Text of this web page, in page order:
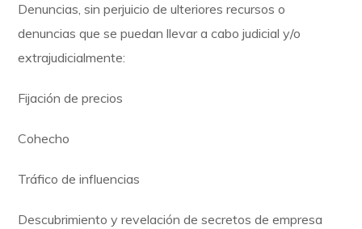
Denuncias, sin perjuicio de ulteriores recursos o
denuncias que se puedan llevar a cabo judicial y/o
extrajudicialmente:
Fijación de precios
Cohecho
Tráfico de influencias
Descubrimiento y revelación de secretos de empresa